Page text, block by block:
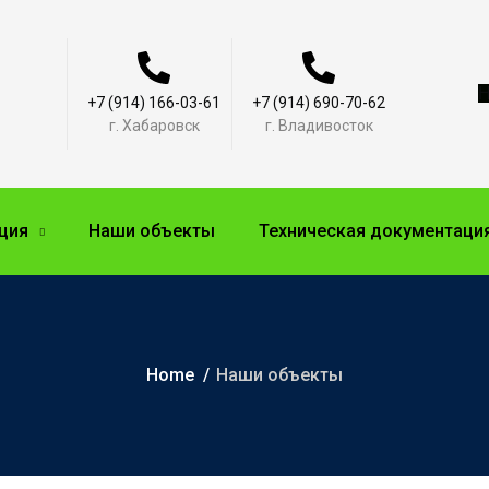
+7 (914) 166-03-61
г. Хабаровск
+7 (914) 690-70-62
г. Владивосток
Наши объекты Техническая
Home Наши объекты